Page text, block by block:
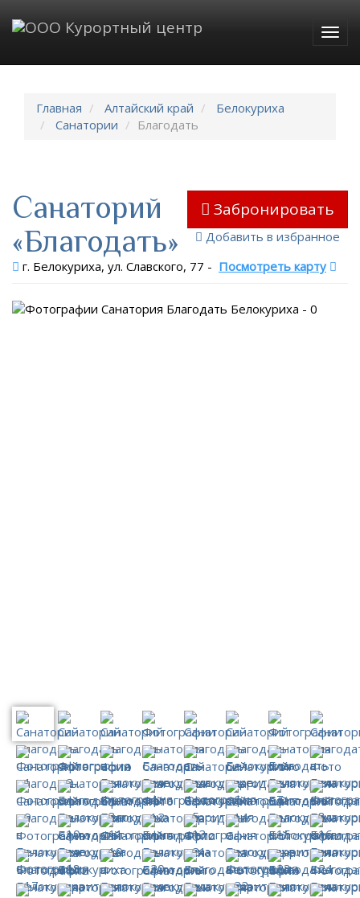
Главная Алтайский край
Белокуриха
Санатории
Благодать
Забронировать
Добавить в избранное
Санаторий
«Благодать»
г. Белокуриха, ул. Славского, 77 - Посмотреть карту